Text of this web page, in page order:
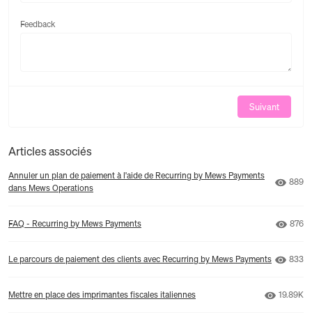
Feedback
Suivant
Articles associés
Annuler un plan de paiement à l'aide de Recurring by Mews Payments
dans Mews Operations
889
FAQ - Recurring by Mews Payments 876
Le parcours de paiement des clients avec Recurring by Mews Payments 833
Mettre en place des imprimantes fiscales italiennes Nombre
19.89K